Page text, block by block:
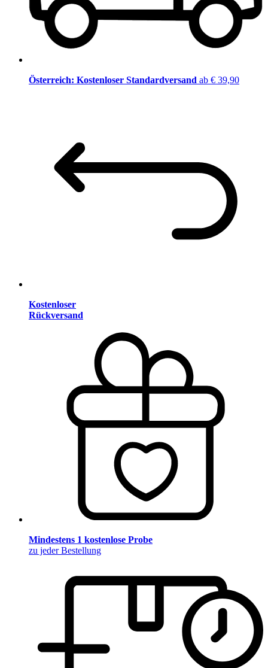
Österreich: Kostenloser Standardversand ab € 39,90
Kostenloser
Rückversand
Mindestens 1 kostenlose Probe
zu jeder Bestellung